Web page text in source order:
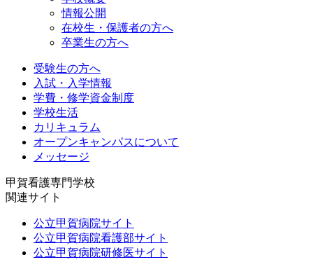
情報公開
在校生・保護者の方へ
卒業生の方へ
受験生の方へ
入試・入学情報
学費・修学資金制度
学校生活
カリキュラム
オープンキャンパスについて
メッセージ
甲賀看護専門学校
関連サイト
公立甲賀病院サイト
公立甲賀病院看護部サイト
公立甲賀病院研修医サイト